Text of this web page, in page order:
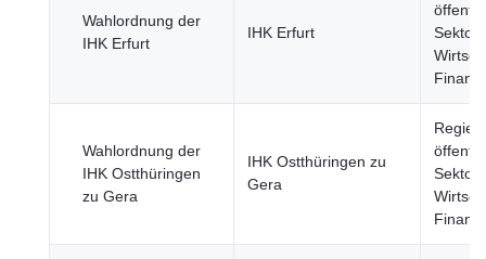
Wahlordnung der
IHK Erfurt
IHK Erfurt
Sektor,
Wahlordnung der
IHK Ostthüringen
zu Gera
IHK Ostthüringen zu
Gera
Sektor,